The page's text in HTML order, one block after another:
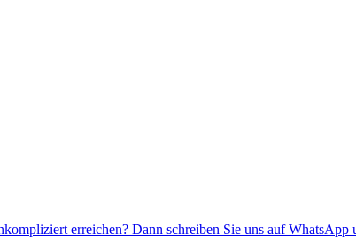
erreichen? Dann schreiben Sie uns auf